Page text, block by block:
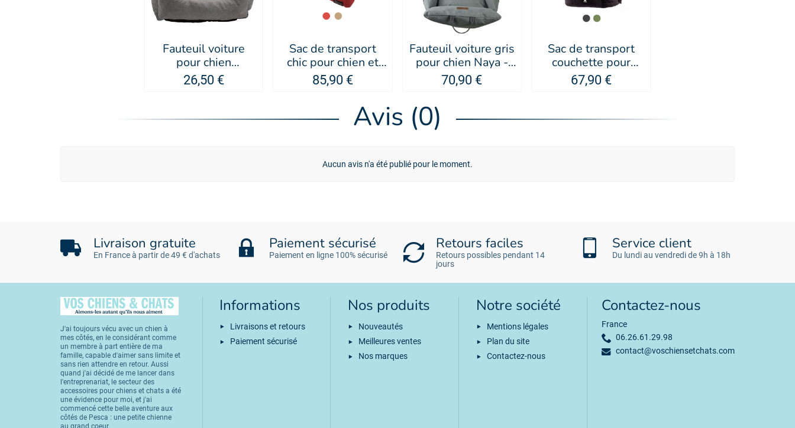
Fauteuil voiture
pour chien
Safetravel - Doogy
26,50 €
Sac de transport
chic pour chien et
chat Mystic Dream -
MARTIN SELLIER
85,90 €
Fauteuil voiture gris
pour chien Naya -
Doogy
70,90 €
Sac de transport
couchette pour
chien et chat
Toudoudou -
67,90 €
Avis (0)
Aucun avis n'a été publié pour le moment.
Livraison gratuite
En France à partir de 49 € d'achats
Paiement sécurisé
Paiement en ligne 100% sécurisé
Retours faciles
Retours possibles pendant 14
jours
Service client
Du lundi au vendredi de 9h à 18h
J'ai toujours vécu avec un chien à
mes côtés, en le considérant comme
un membre à part entière de ma
famille, capable d'aimer sans limite et
sans rien attendre en retour. Aussi
quand j'ai décidé de me lancer dans
l'entreprenariat, le secteur des
accessoires pour chiens et chats a été
une évidence pour moi, et j'ai
commencé cette belle aventure aux
côtés de Pesca : une petite chienne
au grand coeur.
Informations
Livraisons et retours
Paiement sécurisé
Nos produits
Nouveautés
Meilleures ventes
Nos marques
Notre société
Mentions légales
Plan du site
Contactez-nous
Contactez-nous
France
06.26.61.29.98
contact@voschiensetchats.com